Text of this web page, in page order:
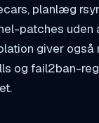
planlæg
patches uden
giver også
og fail2ban-